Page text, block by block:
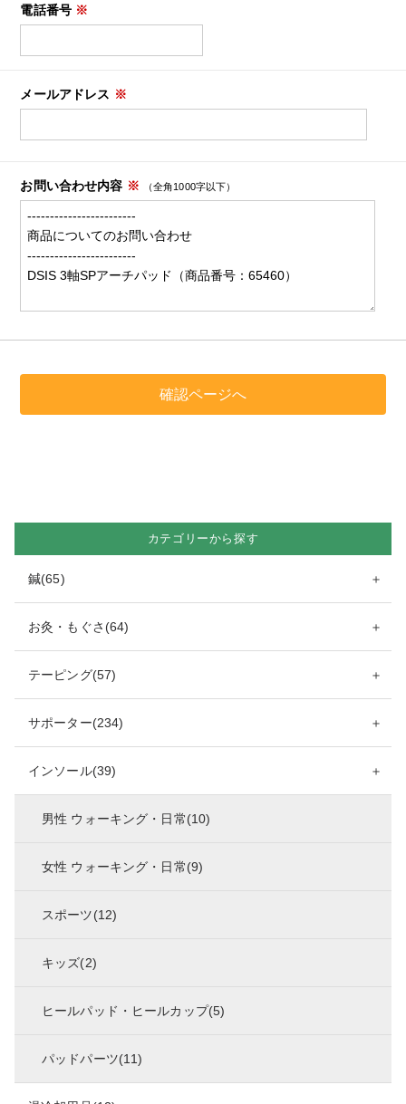
電話番号 ※
メールアドレス ※
お問い合わせ内容 ※ （全角1000字以下）
カテゴリーから探す
鍼(65) ＋
お灸・もぐさ(64) ＋
テーピング(57) ＋
サポーター(234) ＋
インソール(39) ＋
男性 ウォーキング・日常(10)
女性 ウォーキング・日常(9)
スポーツ(12)
キッズ(2)
ヒールパッド・ヒールカップ(5)
パッドパーツ(11)